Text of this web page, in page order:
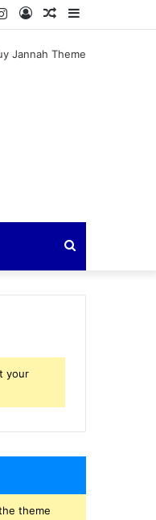
Random
Log
Instagram
for
your
theme